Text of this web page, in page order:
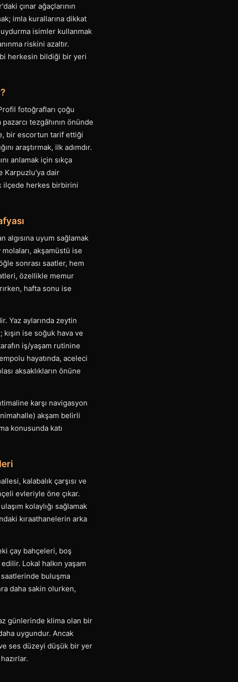
çınar ağaçlarının
imla kurallarına dikkat
isimler kullanmak
riskini azaltır.
herkesin bildiği bir yeri
fotoğrafları çoğu
tezgâhının önünde
bir escortun tarif ettiği
araştırmak, ilk adımdır.
anlamak için sıkça
Karpuzlu'ya dair
ilçede herkes birbirini
uyum sağlamak
akşamüstü ise
sonrası saatler, hem
özellikle memur
hafta sonu ise
Yaz aylarında zeytin
ise soğuk hava ve
iş/yaşam rutinine
hayatında, aceleci
aksaklıkların önüne
karşı navigasyon
akşam belirli
konusunda katı
kalabalık çarşısı ve
evleriyle öne çıkar.
kolaylığı sağlamak
kıraathanelerin arka
çay bahçeleri, boş
Lokal halkın yaşam
saatlerinde buluşma
daha sakin olurken,
günlerinde klima olan bir
uygundur. Ancak
ses düzeyi düşük bir yer